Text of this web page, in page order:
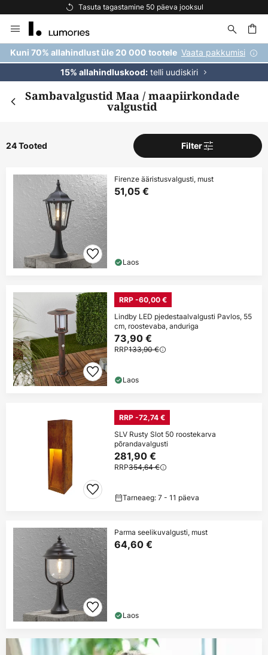
Tasuta tagastamine 50 päeva jooksul
to
Content
Kuni 70% allahindlust üle 20 000 tootele Vaata pakkumisi
15% allahindluskood:telli uudiskiri
Sambavalgustid Maa / maapiirkondade
valgustid
24 Tooted Filter
Firenze ääristusvalgusti, must
51,05 €
Laos
RRP -60,00 €
Lindby LED pjedestaalvalgusti Pavlos, 55
cm, roostevaba, anduriga
73,90 €
RRP133,90 €
Laos
RRP -72,74 €
SLV Rusty Slot 50 roostekarva
põrandavalgusti
281,90 €
RRP354,64 €
Tarneaeg: 7 - 11 päeva
Parma seelikuvalgusti, must
64,60 €
Laos